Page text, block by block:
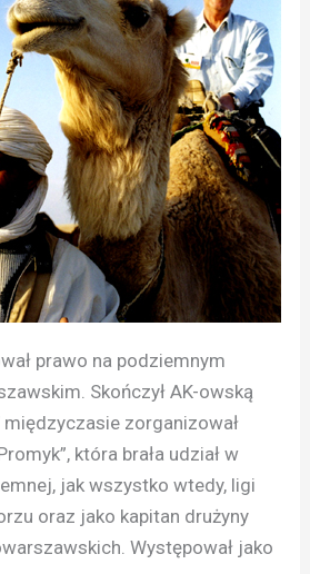
prawo na podziemnym
Skończył AK-owską
zorganizował
która brała udział w
jak wszystko wtedy, ligi
oraz jako kapitan drużyny
Występował jako